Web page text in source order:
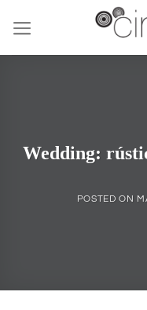
content
Wedding:
POSTED ON